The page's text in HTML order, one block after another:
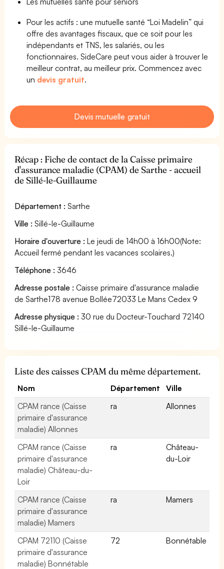
Pour les actifs : une mutuelle santé “Loi Madelin” qui
offre des avantages fiscaux, que ce soit pour les
indépendants et TNS, les salariés, ou les
fonctionnaires. SideCare peut vous aider à trouver le
meilleur contrat, au meilleur prix. Commencez avec
un devis gratuit.
Devis mutuelle gratuit
Récap : Fiche de contact de la Caisse primaire
d'assurance maladie (CPAM) de Sarthe - accueil
de Sillé-le-Guillaume
Département : Sarthe
Ville : Sillé-le-Guillaume
Horaire d'ouverture : Le jeudi de 14h00 à 16h00(Note:
Accueil fermé pendant les vacances scolaires.)
Téléphone : 3646
Adresse postale : Caisse primaire d'assurance maladie
de Sarthe178 avenue Bollée72033 Le Mans Cedex 9
Adresse physique : 30 rue du Docteur-Touchard 72140
Sillé-le-Guillaume
Liste des caisses CPAM du même département.
Nom Département
Ville
CPAM rance (Caisse
primaire d'assurance
maladie) Allonnes
ra Allonnes
CPAM rance (Caisse
primaire d'assurance
maladie) Château-du-
Loir
ra
Château-
du-Loir
CPAM rance (Caisse
primaire d'assurance
maladie) Mamers
ra Mamers
CPAM 72110 (Caisse
primaire d'assurance
maladie) Bonnétable
72 Bonnétable